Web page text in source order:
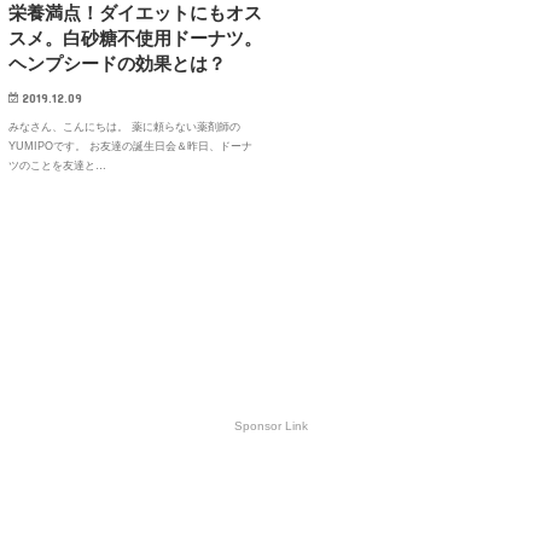
栄養満点！ダイエットにもオス
スメ。白砂糖不使用ドーナツ。
ヘンプシードの効果とは？
2019.12.09
みなさん、こんにちは。 薬に頼らない薬剤師の
YUMIPOです。 お友達の誕生日会＆昨日、ドーナ
ツのことを友達と…
Sponsor Link